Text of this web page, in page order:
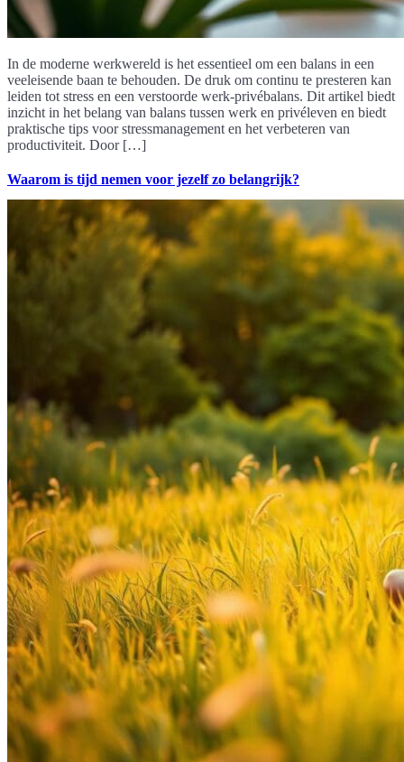
In de moderne werkwereld is het essentieel om een balans in een
veeleisende baan te behouden. De druk om continu te presteren kan
leiden tot stress en een verstoorde werk-privébalans. Dit artikel biedt
inzicht in het belang van balans tussen werk en privéleven en biedt
praktische tips voor stressmanagement en het verbeteren van
productiviteit. Door […]
Waarom is tijd nemen voor jezelf zo belangrijk?